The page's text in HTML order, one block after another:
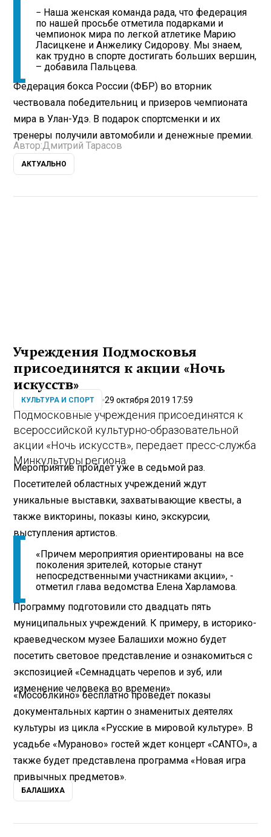
− Наша женская команда рада, что федерация
по нашей просьбе отметила подарками и
чемпионок мира по легкой атлетике Марию
Ласицкене и Анжелику Сидорову. Мы знаем,
как трудно в спорте достигать больших вершин,
– добавила Пальцева.
Федерация бокса России (ФБР) во вторник
чествовала победительниц и призеров чемпионата
мира в Улан-Удэ. В подарок спортсменки и их
тренеры получили автомобили и денежные премии.
Автор:Дмитрий Тарасов
АКТУАЛЬНО
Учреждения Подмосковья
присоединятся к акции «Ночь
искусств»
КУЛЬТУРА И СПОРТ 29 октября 2019 17:59
Подмосковные учреждения присоединятся к
всероссийской культурно-образовательной
акции «Ночь искусств», передает пресс-служба
Минкультуры региона.
Мероприятие пройдет уже в седьмой раз.
Посетителей областных учреждений ждут
уникальные выставки, захватывающие квесты, а
также викторины, показы кино, экскурсии,
выступления артистов.
«Причем мероприятия ориентированы на все
поколения зрителей, которые станут
непосредственными участниками акции», -
отметил глава ведомства Елена Харламова.
Программу подготовили сто двадцать пять
муниципальных учреждений. К примеру, в историко-
краеведческом музее Балашихи можно будет
посетить световое представление и ознакомиться с
экспозицией «Семнадцать черепов и зуб, или
изменение человека во времени».
«Мособлкино» бесплатно проведет показы
документальных картин о знаменитых деятелях
культуры из цикла «Русские в мировой культуре». В
усадьбе «Мураново» гостей ждет концерт «CANTO», а
также будет представлена программа «Новая игра
привычных предметов».
БАЛАШИХА